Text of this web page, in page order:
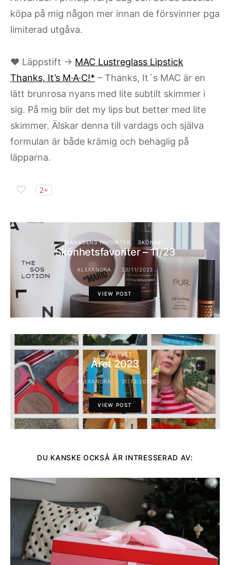
köpa på mig någon mer innan de försvinner pga
limiterad utgåva.
♥ Läppstift → MAC Lustreglass Lipstick
Thanks, It’s M·A·C!* – Thanks, It´s MAC är en
lätt brunrosa nyans med lite subtilt skimmer i
sig. På mig blir det my lips but better med lite
skimmer. Älskar denna till vardags och själva
formulan är både krämig och behaglig på
läpparna.
2+
MÅNADENS FAVORITER SKÖNHET
Skönhetsfavoriter – 11/23
ALEXANDRA 23/11/2023
VIEW POST
UR ARKIVET
Året 2023
ALEXANDRA 31/12/2023
VIEW POST
DU KANSKE OCKSÅ ÄR INTRESSERAD AV: